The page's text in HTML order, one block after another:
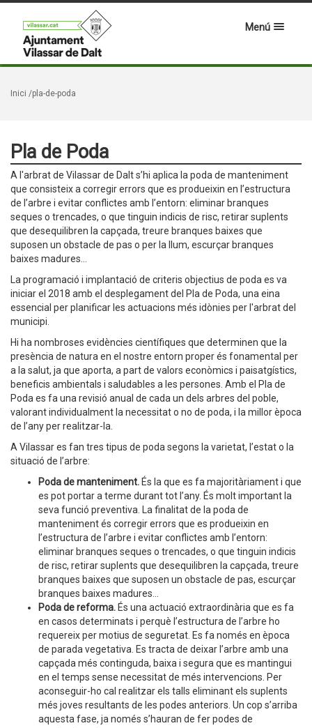
Menú
Inici /pla-de-poda
Pla de Poda
A l'arbrat de Vilassar de Dalt s’hi aplica la poda de manteniment
que consisteix a corregir errors que es produeixin en l’estructura
de l’arbre i evitar conflictes amb l’entorn: eliminar branques
seques o trencades, o que tinguin indicis de risc, retirar suplents
que desequilibren la capçada, treure branques baixes que
suposen un obstacle de pas o per la llum, escurçar branques
baixes madures...
La programació i implantació de criteris objectius de poda es va
iniciar el 2018 amb el desplegament del Pla de Poda, una eina
essencial per planificar les actuacions més idònies per l'arbrat del
municipi.
Hi ha nombroses evidències científiques que determinen que la
presència de natura en el nostre entorn proper és fonamental per
a la salut, ja que aporta, a part de valors econòmics i paisatgístics,
beneficis ambientals i saludables a les persones. Amb el Pla de
Poda es fa una revisió anual de cada un dels arbres del poble,
valorant individualment la necessitat o no de poda, i la millor època
de l’any per realitzar-la.
A Vilassar es fan tres tipus de poda segons la varietat, l’estat o la
situació de l’arbre:
Poda de manteniment. És la que es fa majoritàriament i que
es pot portar a terme durant tot l’any. És molt important la
seva funció preventiva. La finalitat de la poda de
manteniment és corregir errors que es produeixin en
l’estructura de l’arbre i evitar conflictes amb l’entorn:
eliminar branques seques o trencades, o que tinguin indicis
de risc, retirar suplents que desequilibren la capçada, treure
branques baixes que suposen un obstacle de pas, escurçar
branques baixes madures...
Poda de reforma. És una actuació extraordinària que es fa
en casos determinats i perquè l’estructura de l’arbre ho
requereix per motius de seguretat. Es fa només en època
de parada vegetativa. Es tracta de deixar l’arbre amb una
capçada més continguda, baixa i segura que es mantingui
en el temps sense necessitat de més intervencions. Per
aconseguir-ho cal realitzar els talls eliminant els suplents
més joves resultants de les podes anteriors. Un cop s’arriba
aquesta fase, ja només s’hauran de fer podes de